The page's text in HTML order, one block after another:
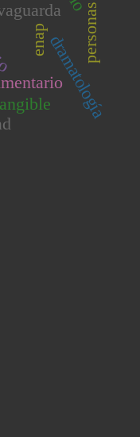
dramatología
enap